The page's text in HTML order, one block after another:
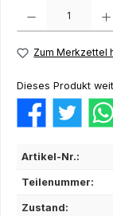
Zum Merkzettel
Dieses Produkt
Artikel-Nr.:
Teilenummer:
Zustand: